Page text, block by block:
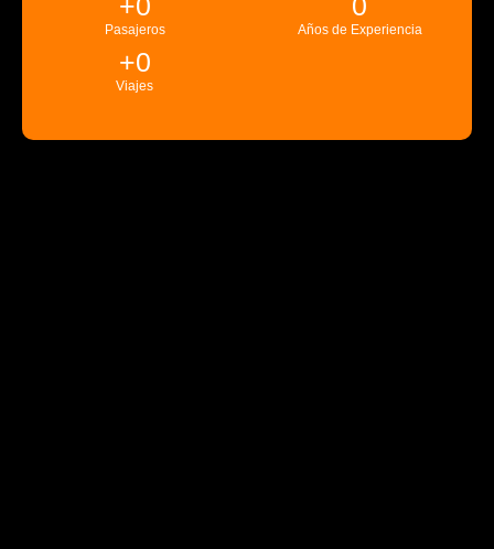
Pasajeros Años de Experiencia
Viajes
+0